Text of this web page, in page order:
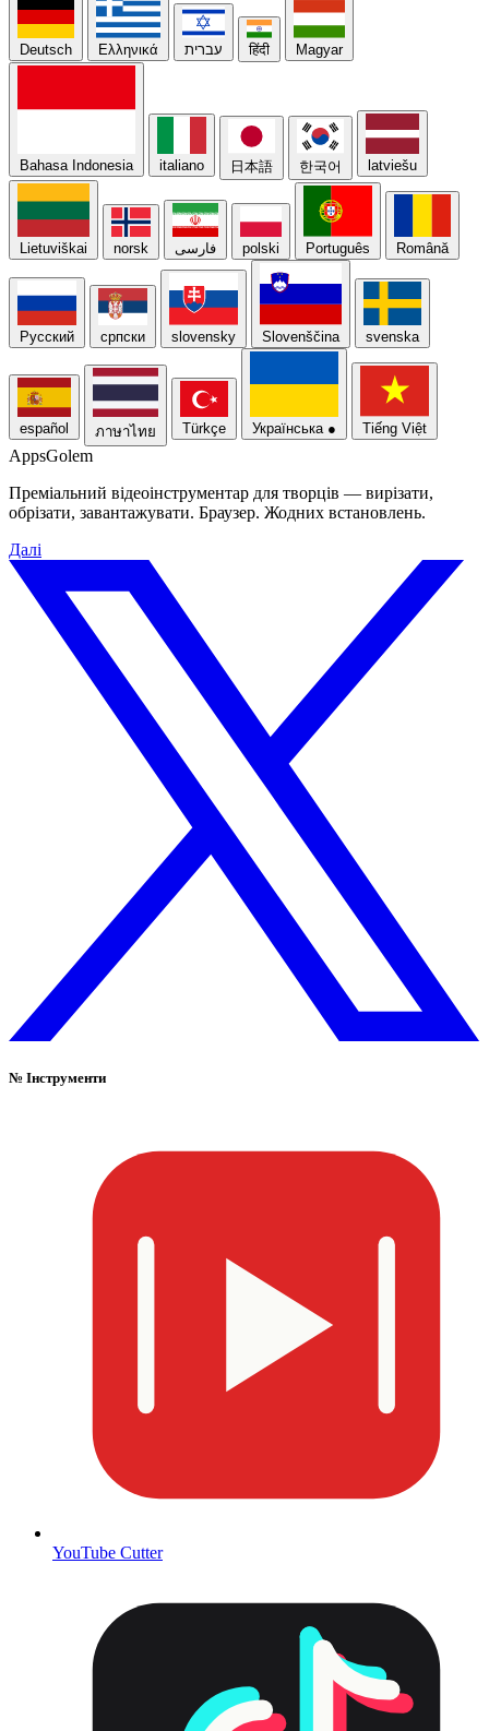
Deutsch Ελληνικά עברית हिंदी Magyar
Bahasa Indonesia italiano 日本語 한국어 latviešu
Lietuviškai norsk فارسی polski Português Română
Русский српски slovensky Slovenščina svenska
español ภาษาไทย Türkçe Українська ● Tiếng Việt
AppsGolem
Преміальний відеоінструментар для творців — вирізати,
обрізати, завантажувати. Браузер. Жодних встановлень.
Далі
№ Інструменти
YouTube Cutter